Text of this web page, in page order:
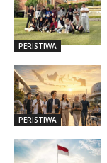
PERISTIWA
PERISTIWA